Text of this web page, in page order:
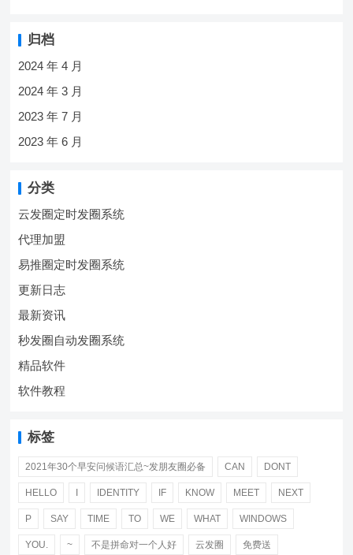
归档
2024 年 4 月
2024 年 3 月
2023 年 7 月
2023 年 6 月
分类
云发圈定时发圈系统
代理加盟
易推圈定时发圈系统
更新日志
最新资讯
秒发圈自动发圈系统
精品软件
软件教程
标签
2021年30个早安问候语汇总~发朋友圈必备 CAN DONT
HELLO IDENTITY IF KNOW MEET NEXT
P SAY TIME TO WE WHAT WINDOWS
YOU. ~ 不是拼命对一个人好 云发圈 免费送